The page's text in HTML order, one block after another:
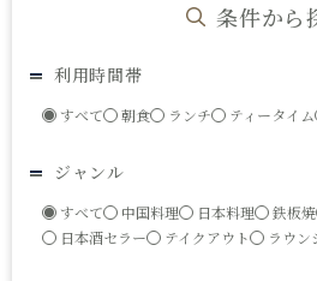
条件から
利用時間帯
すべて 朝食 ランチ ティータイム
ジャンル
すべて 中国料理 日本料理 鉄板焼
日本酒セラー
テイクアウト ラウン